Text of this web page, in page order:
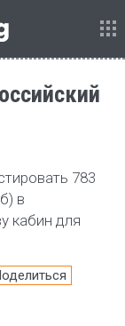
783
в
кабин для